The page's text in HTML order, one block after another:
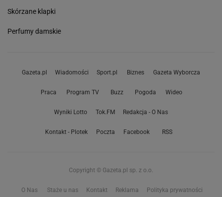
Skórzane klapki
Perfumy damskie
Gazeta.pl Wiadomości Sport.pl Biznes Gazeta Wyborcza
Praca Program TV Buzz Pogoda Wideo
Wyniki Lotto Tok.FM Redakcja - O Nas
Kontakt - Plotek Poczta Facebook RSS
Copyright © Gazeta.pl sp. z o.o.
O Nas Staże u nas Kontakt Reklama Polityka prywatności